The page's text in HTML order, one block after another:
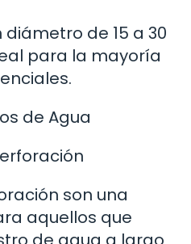
de 15 a 30
para la mayoría
de Agua
son una
aquellos que